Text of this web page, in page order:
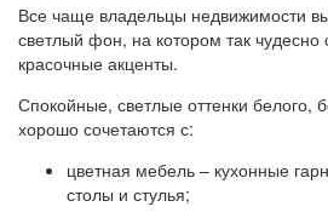
Все чаще владельцы недвижимости
светлый фон, на котором так
красочные акценты.
Спокойные, светлые оттенки белого,
хорошо сочетаются с:
цветная мебель – кухонные
столы и стулья;